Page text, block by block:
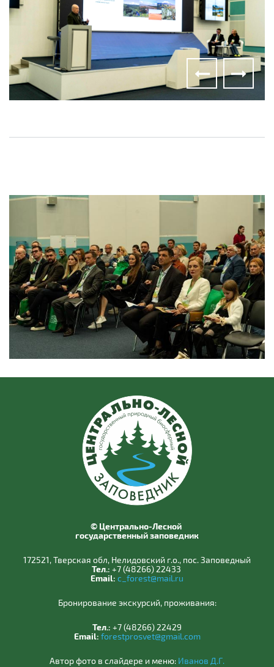
© Центрально-Лесной
государственный заповедник
172521, Тверская обл, Нелидовский г.о., пос. Заповедный
Тел.: +7 (48266) 22433
Email: c_forest@mail.ru
Бронирование экскурсий, проживания:
Тел.: +7 (48266) 22429
Email: forestprosvet@gmail.com
Автор фото в слайдере и меню: Иванов Д.Г.